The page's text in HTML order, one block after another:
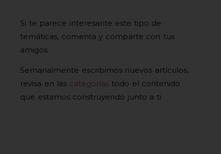
Si te parece interesante este tipo de
temáticas, comenta y comparte con tus
amigos.
Semanalmente escribimos nuevos artículos,
revisa en las categoríastodo el contenido
que estamos construyendo junto a ti